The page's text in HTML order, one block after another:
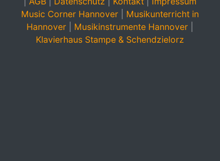
Music Corner Hannover
Musikunterricht in
Hannover
Musikinstrumente Hannover
Klavierhaus Stampe & Schendzielorz